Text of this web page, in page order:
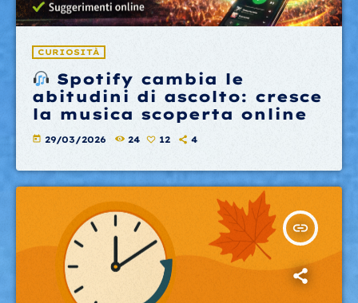
CURIOSITÀ
Spotify cambia le
abitudini di ascolto: cresce
la musica scoperta online
today 29/03/2026 24 12 4
insert_link